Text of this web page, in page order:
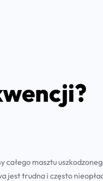
masztu
jest trudna i często